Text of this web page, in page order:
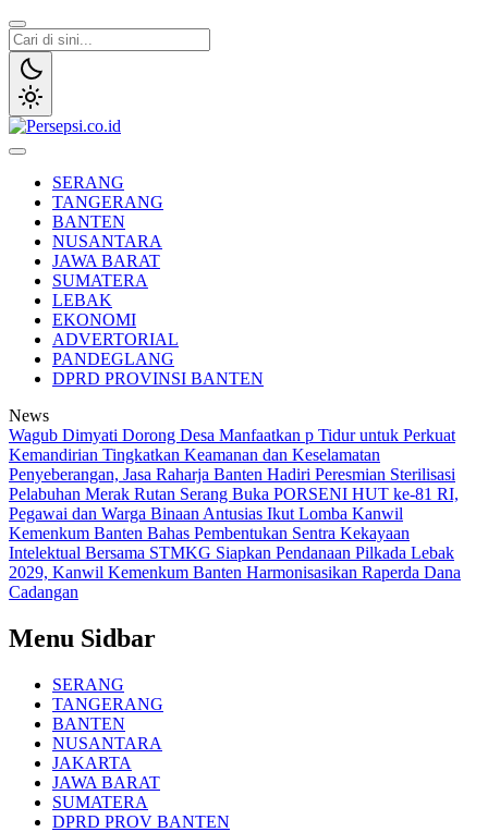
Lewati
ke
konten
SERANG
TANGERANG
BANTEN
NUSANTARA
JAWA BARAT
SUMATERA
LEBAK
EKONOMI
ADVERTORIAL
PANDEGLANG
DPRD PROVINSI BANTEN
News
Wagub Dimyati Dorong Desa Manfaatkan p Tidur untuk Perkuat
Kemandirian Tingkatkan Keamanan dan Keselamatan
Penyeberangan, Jasa Raharja Banten Hadiri Peresmian Sterilisasi
Pelabuhan Merak Rutan Serang Buka PORSENI HUT ke-81 RI,
Pegawai dan Warga Binaan Antusias Ikut Lomba Kanwil
Kemenkum Banten Bahas Pembentukan Sentra Kekayaan
Intelektual Bersama STMKG Siapkan Pendanaan Pilkada Lebak
2029, Kanwil Kemenkum Banten Harmonisasikan Raperda Dana
Cadangan
Menu Sidbar
SERANG
TANGERANG
BANTEN
NUSANTARA
JAKARTA
JAWA BARAT
SUMATERA
DPRD PROV BANTEN